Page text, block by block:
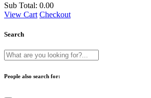
Sub Total: 0.00
View Cart Checkout
Search
People also search for: